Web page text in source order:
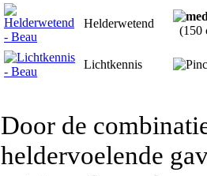
Helderwetend
(150
Lichtkennis
Door de
heldervoelende